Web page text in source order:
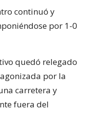
continuó y
por 1-0
quedó relegado
por la
carretera y
fuera del